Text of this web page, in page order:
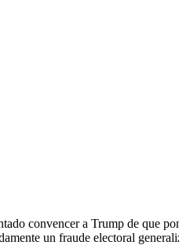
convencer a Trump de que
un fraude electoral